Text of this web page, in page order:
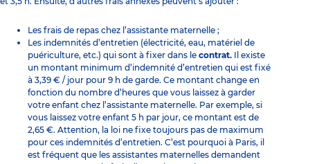
Les frais de repas chez l’assistante maternelle ;
Les indemnités d’entretien (électricité, eau, matériel de
puériculture, etc.) qui sont à fixer dans le contrat. Il existe
un montant minimum d’indemnité d’entretien qui est fixé
à 3,39 € / jour pour 9 h de garde. Ce montant change en
fonction du nombre d’heures que vous laissez à garder
votre enfant chez l’assistante maternelle. Par exemple, si
vous laissez votre enfant 5 h par jour, ce montant est de
2,65 €. Attention, la loi ne fixe toujours pas de maximum
pour ces indemnités d’entretien. C’est pourquoi à Paris, il
est fréquent que les assistantes maternelles demandent